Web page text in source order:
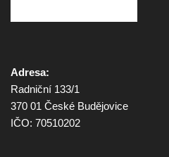
Adresa:
Radniční 133/1
370 01 České Budějovice
IČO: 70510202